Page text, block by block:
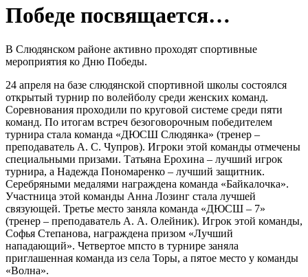
Победе посвящается…
В Слюдянском районе активно проходят спортивные
мероприятия ко Дню Победы.
24 апреля на базе слюдянской спортивной школы состоялся
открытый турнир по волейболу среди женских команд.
Соревнования проходили по круговой системе среди пяти
команд. По итогам встреч безоговорочным победителем
турнира стала команда «ДЮСШ Слюдянка» (тренер –
преподаватель А. С. Чупров). Игроки этой команды отмечены
специальными призами. Татьяна Ерохина – лучший игрок
турнира, а Надежда Пономаренко – лучший защитник.
Серебряными медалями награждена команда «Байкалочка».
Участница этой команды Анна Лозинг стала лучшей
связующей. Третье место заняла команда «ДЮСШ – 7»
(тренер – преподаватель А. А. Олейник). Игрок этой команды,
Софья Степанова, награждена призом «Лучший
нападающий». Четвертое мпсто в турнире заняла
приглашенная команда из села Торы, а пятое место у команды
«Волна».